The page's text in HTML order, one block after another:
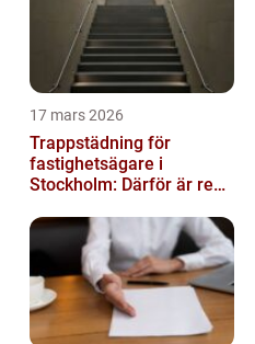
17 mars 2026
Trappstädning för
fastighetsägare i
Stockholm: Därför är rena
investering